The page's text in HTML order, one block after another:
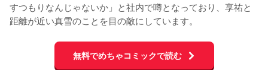
すつもりなんじゃないか」と社内で噂となっており、享祐と
距離が近い真雪のことを目の敵にしています。
無料でめちゃコミックで読む